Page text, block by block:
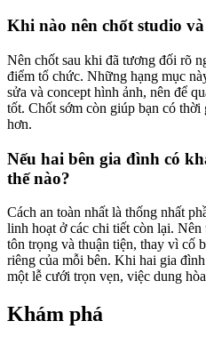
Khi nào nên chốt studio
Nên chốt sau khi đã tương đối rõ
điểm tổ chức. Những hạng mục
sửa và concept hình ảnh, nên để
tốt. Chốt sớm còn giúp bạn có
hơn.
Nếu hai bên gia đình có
thế nào?
Cách an toàn nhất là thống nhất
linh hoạt ở các chi tiết còn lại.
tôn trọng và thuận tiện, thay vì cố
riêng của mỗi bên. Khi hai gia
một lễ cưới trọn vẹn, việc dung
Khám phá